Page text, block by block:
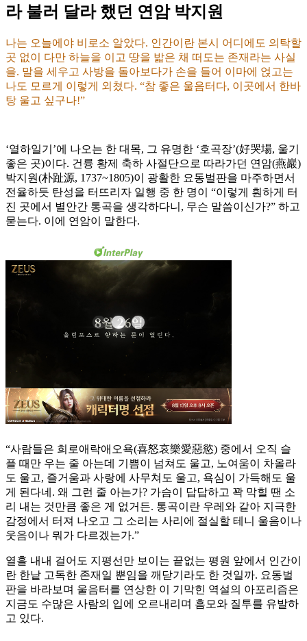
라 불러 달라 했던 연암 박지원
나는 오늘에야 비로소 알았다. 인간이란 본시 어디에도 의탁할
곳 없이 다만 하늘을 이고 땅을 밟은 채 떠도는 존재라는 사실
을. 말을 세우고 사방을 돌아보다가 손을 들어 이마에 얹고는
나도 모르게 이렇게 외쳤다. “참 좋은 울음터다, 이곳에서 한바
탕 울고 싶구나!”
‘열하일기’에 나오는 한 대목, 그 유명한 ‘호곡장’(好哭場, 울기
좋은 곳)이다. 건륭 황제 축하 사절단으로 따라가던 연암(燕巖)
박지원(朴趾源, 1737~1805)이 광활한 요동벌판을 마주하면서
전율하듯 탄성을 터뜨리자 일행 중 한 명이 “이렇게 훤하게 터
진 곳에서 별안간 통곡을 생각하다니, 무슨 말씀이신가?” 하고
묻는다. 이에 연암이 말한다.
“사람들은 희로애락애오욕(喜怒哀樂愛惡慾) 중에서 오직 슬
플 때만 우는 줄 아는데 기쁨이 넘쳐도 울고, 노여움이 차올라
도 울고, 즐거움과 사랑에 사무쳐도 울고, 욕심이 가득해도 울
게 된다네. 왜 그런 줄 아는가? 가슴이 답답하고 꽉 막힐 땐 소
리 내는 것만큼 좋은 게 없거든. 통곡이란 우레와 같아 지극한
감정에서 터져 나오고 그 소리는 사리에 절실할 테니 울음이나
웃음이나 뭐가 다르겠는가.”
열흘 내내 걸어도 지평선만 보이는 끝없는 평원 앞에서 인간이
란 한낱 고독한 존재일 뿐임을 깨닫기라도 한 것일까. 요동벌
판을 바라보며 울음터를 연상한 이 기막힌 역설의 아포리즘은
지금도 수많은 사람의 입에 오르내리며 흠모와 질투를 유발하
고 있다.